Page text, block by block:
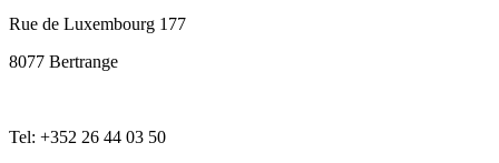
Rue de Luxembourg 177
8077 Bertrange
Tel: +352 26 44 03 50